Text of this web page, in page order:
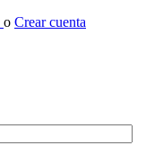
o Crear cuenta